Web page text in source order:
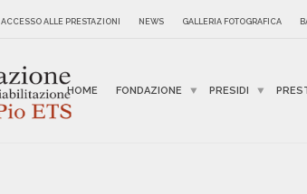
ACCESSO ALLE PRESTAZIONI NEWS GALLERIA FOTOGRAFICA
HOME FONDAZIONE PRESIDI